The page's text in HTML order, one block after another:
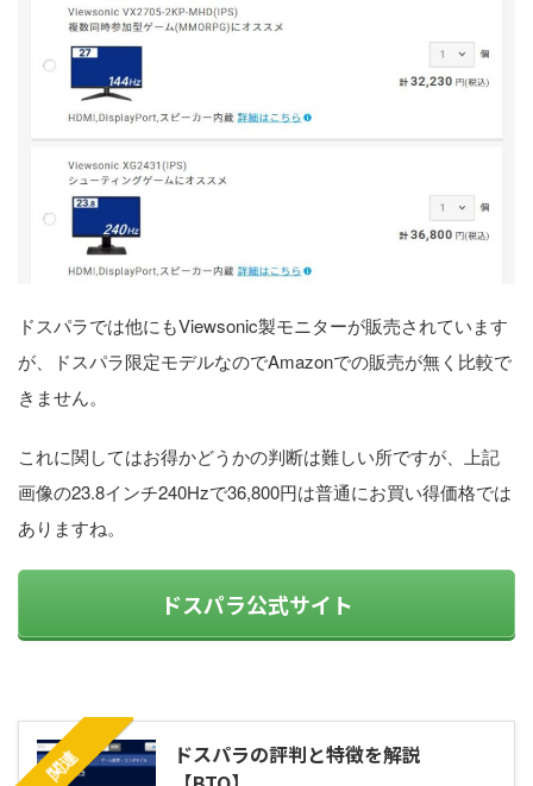
ドスパラでは他にもViewsonic製モニターが販売されています
が、ドスパラ限定モデルなのでAmazonでの販売が無く比較で
きません。
これに関してはお得かどうかの判断は難しい所ですが、上記
画像の23.8インチ240Hzで36,800円は普通にお買い得価格では
ありますね。
ドスパラ公式サイト
関連
ドスパラの評判と特徴を解説